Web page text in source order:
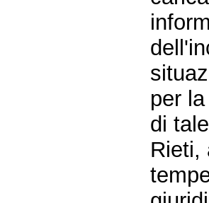
per
di
Rieti,